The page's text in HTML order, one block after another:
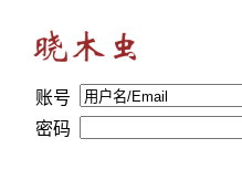
账号
密码